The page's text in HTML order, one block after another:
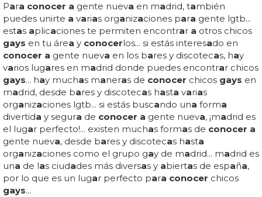
Para conocer a gente nueva en madrid, también
puedes unirte a varias organizaciones para gente lgtb...
estas aplicaciones te permiten encontrar a otros chicos
gays en tu área y conocerlos... si estás interesado en
conocer a gente nueva en los bares y discotecas, hay
varios lugares en madrid donde puedes encontrar chicos
gays... hay muchas maneras de conocer chicos gays en
madrid, desde bares y discotecas hasta varias
organizaciones lgtb... si estás buscando una forma
divertida y segura de conocer a gente nueva, ¡madrid es
el lugar perfecto!... existen muchas formas de conocer a
gente nueva, desde bares y discotecas hasta
organizaciones como el grupo gay de madrid... madrid es
una de las ciudades más diversas y abiertas de españa,
por lo que es un lugar perfecto para conocer chicos
gays...